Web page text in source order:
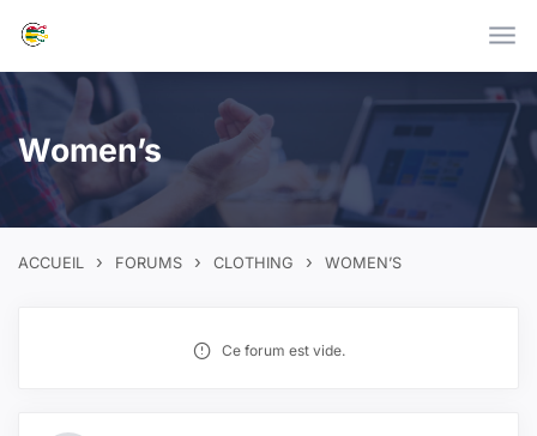
Women’s
ACCUEIL › FORUMS › CLOTHING › WOMEN’S
Ce forum est vide.